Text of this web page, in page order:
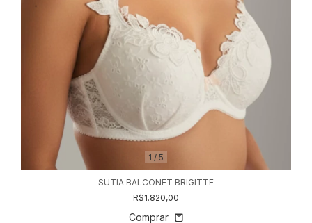
1 / 5
SUTIA BALCONET BRIGITTE
R$1.820,00
Comprar